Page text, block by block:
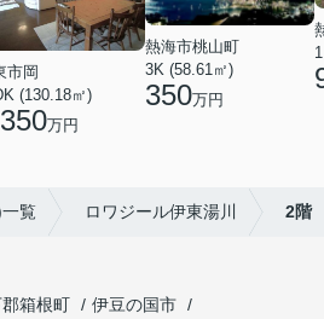
市岡
(130.18㎡)
万円
熱海市桃山町
3K (58.61㎡)
350万円
覧 ロワジール伊東湯川 2階
箱根町
伊豆の国市